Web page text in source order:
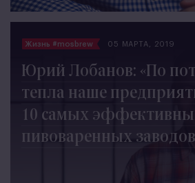
Жизнь #mosbrew 05 МАРТА, 2019
Юрий Лобанов: «По
тепла наше
10 самых
пивоваренных